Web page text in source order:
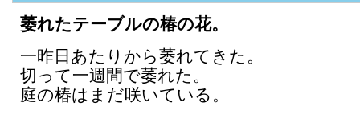
萎れたテーブルの椿の花。
一昨日あたりから萎れてきた。
切って一週間で萎れた。
庭の椿はまだ咲いている。